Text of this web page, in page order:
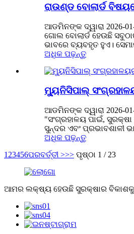
ରାଉଣ୍ଡ ବୋଲାର୍ଡ
ଆଡମିନଙ୍କ ଦ୍ୱାରା 2026-
ଗୋଲ ବୋଲାର୍ଡ ହେଉଛି
ଭାବରେ ବ୍ୟବହୃତ ହୁଏ।
ଅଧିକ ପଢ଼ନ୍ତୁ
ମ୍ୟୁନିସିପାଲ୍
ଆଡମିନଙ୍କ ଦ୍ୱାରା 2026-
"ସଂଗ୍ରହାଳୟ ପାଇଁ,
ସୁନ୍ଦର ଏବଂ ପ୍ରଭାବଶାଳୀ
ଅଧିକ ପଢ଼ନ୍ତୁ
1 23456ପରବର୍ତ୍ତୀ >>> ପୃଷ୍ଠା 1 / 23
ଆମର ଲକ୍ଷ୍ୟ ହେଉଛି ସୁରକ୍ଷାର ବିକାଶକୁ